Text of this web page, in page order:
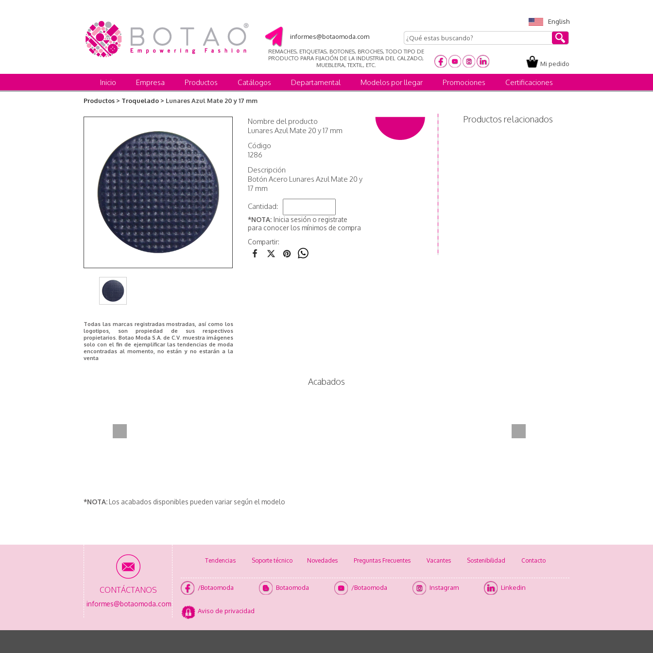
English
informes@botaomoda.com
REMACHES, ETIQUETAS, BOTONES, BROCHES, TODO TIPO DE
PRODUCTO PARA FIJACIÓN DE LA INDUSTRIA DEL CALZADO,
MUEBLERA, TEXTIL, ETC.
Mi pedido
Inicio Empresa Productos Catálogos Departamental Modelos por llegar Promociones Certificaciones
Productos > Troquelado > Lunares Azul Mate 20 y 17 mm
Todas las marcas registradas mostradas, así como los
logotipos, son propiedad de sus respectivos
propietarios. Botao Moda S.A. de C.V. muestra imágenes
solo con el fin de ejemplificar las tendencias de moda
encontradas al momento, no están y no estarán a la
venta
Nombre del producto
Lunares Azul Mate 20 y 17 mm
Código
1286
Descripción
Botón Acero Lunares Azul Mate 20 y
17 mm
Cantidad:
*NOTA: Inicia sesión o registrate
para conocer los mínimos de compra
Compartir:
Productos relacionados
Acabados
*NOTA:Los acabados disponibles pueden variar según el modelo
CONTÁCTANOS
informes@botaomoda.com
Tendencias Soporte técnico Novedades Preguntas Frecuentes Vacantes Sostenibilidad Contacto
/Botaomoda Botaomoda /Botaomoda Instagram Linkedin
Aviso de privacidad